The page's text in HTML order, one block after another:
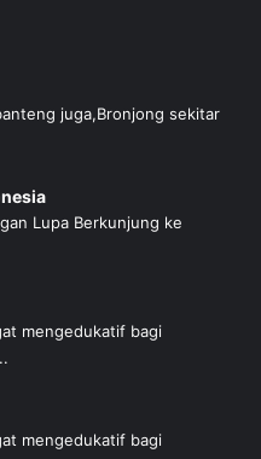
juga,Bronjong sekitar
Lupa Berkunjung ke
mengedukatif bagi
mengedukatif bagi